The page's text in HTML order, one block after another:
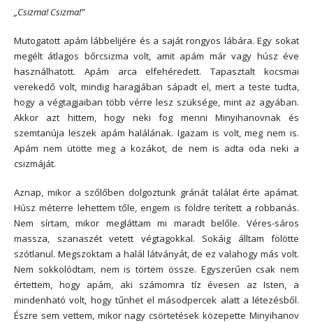
„Csizma! Csizma!”
Mutogatott apám lábbelijére és a saját rongyos lábára. Egy sokat
megélt átlagos bőrcsizma volt, amit apám már vagy húsz éve
használhatott. Apám arca elfehéredett. Tapasztalt kocsmai
verekedő volt, mindig haragjában sápadt el, mert a teste tudta,
hogy a végtagjaiban több vérre lesz szüksége, mint az agyában.
Akkor azt hittem, hogy neki fog menni Minyihanovnak és
szemtanúja leszek apám halálának. Igazam is volt, meg nem is.
Apám nem ütötte meg a kozákot, de nem is adta oda neki a
csizmáját.
Aznap, mikor a szőlőben dolgoztunk gránát találat érte apámat.
Húsz méterre lehettem tőle, engem is földre terített a robbanás.
Nem sírtam, mikor megláttam mi maradt belőle. Véres-sáros
massza, szanaszét vetett végtagokkal. Sokáig álltam fölötte
szótlanul. Megszoktam a halál látványát, de ez valahogy más volt.
Nem sokkolódtam, nem is törtem össze. Egyszerűen csak nem
értettem, hogy apám, aki számomra tíz évesen az Isten, a
mindenható volt, hogy tűnhet el másodpercek alatt a létezésből.
Észre sem vettem, mikor nagy csörtetések közepette Minyihanov